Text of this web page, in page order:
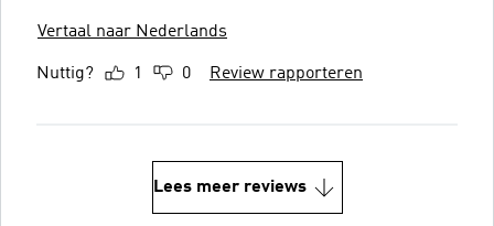
Vertaal naar Nederlands
Nuttig? 1 0 Review rapporteren
Lees meer reviews